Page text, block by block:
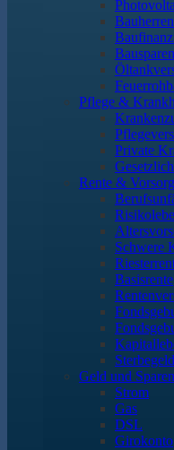
Bausparen
Pflege &
Private
Rente &
Schwere
Basisrente
Geld und Sparen
Strom
Gas
DSL
Girokonto